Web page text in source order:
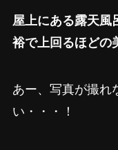
屋上にある露天風
裕で上回るほどの
あー、写真が撮れ
い・・・！